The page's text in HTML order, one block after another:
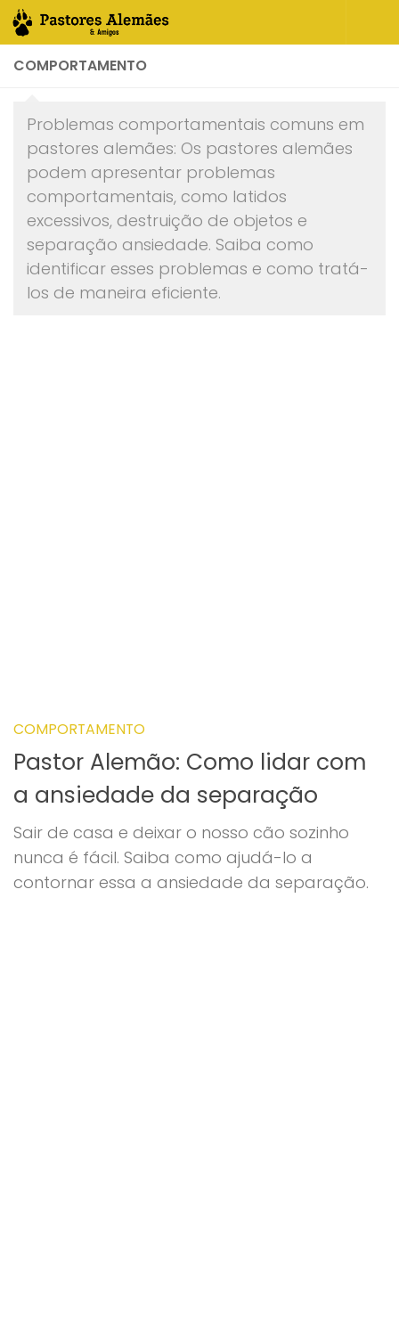
Skip to content
COMPORTAMENTO
Problemas comportamentais comuns em
pastores alemães: Os pastores alemães
podem apresentar problemas
comportamentais, como latidos
excessivos, destruição de objetos e
separação ansiedade. Saiba como
identificar esses problemas e como tratá-
los de maneira eficiente.
COMPORTAMENTO
Pastor Alemão: Como lidar com
a ansiedade da separação
Sair de casa e deixar o nosso cão sozinho
nunca é fácil. Saiba como ajudá-lo a
contornar essa a ansiedade da separação.